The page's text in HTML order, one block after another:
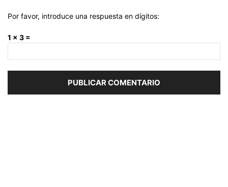
Por favor, introduce una respuesta en dígitos:
1 × 3 =